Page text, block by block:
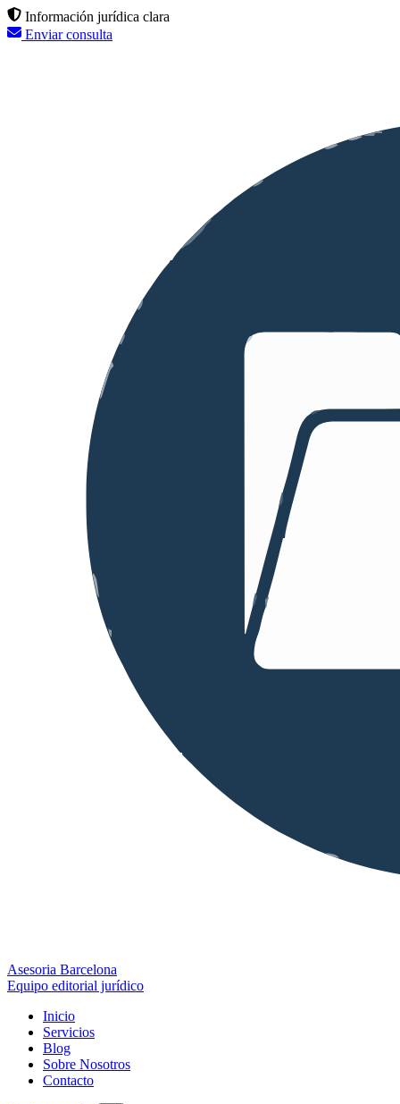
Información jurídica clara
Enviar consulta
Asesoria Barcelona
Equipo editorial jurídico
Inicio
Servicios
Blog
Sobre Nosotros
Contacto